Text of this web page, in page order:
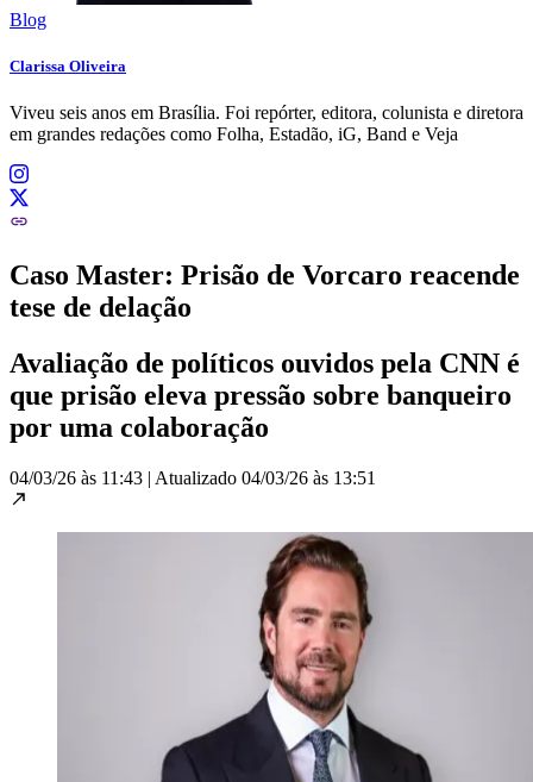
Blog
Clarissa Oliveira
Viveu seis anos em Brasília. Foi repórter, editora, colunista e diretora
em grandes redações como Folha, Estadão, iG, Band e Veja
Caso Master: Prisão de Vorcaro reacende
tese de delação
Avaliação de políticos ouvidos pela CNN é
que prisão eleva pressão sobre banqueiro
por uma colaboração
04/03/26 às 11:43 | Atualizado 04/03/26 às 13:51